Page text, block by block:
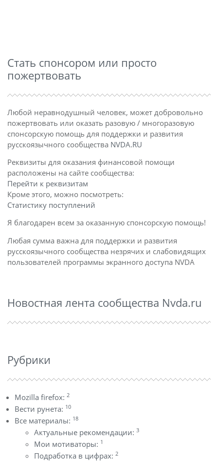
Стать спонсором или просто
пожертвовать
Любой неравнодушный человек, может добровольно
пожертвовать или оказать разовую / многоразовую
спонсорскую помощь для поддержки и развития
русскоязычного сообщества NVDA.RU
Реквизиты для оказания финансовой помощи
расположены на сайте сообщества:
Перейти к реквизитам
Кроме этого, можно посмотреть:
Статистику поступлений
Я благодарен всем за оказанную спонсорскую помощь!
Любая сумма важна для поддержки и развития
русскоязычного сообщества незрячих и слабовидящих
пользователей программы экранного доступа NVDA
Новостная лента сообщества Nvda.ru
Рубрики
Mozilla firefox: 2
Вести рунета: 10
Все материалы: 18
Актуальные рекомендации: 3
Мои мотиваторы: 1
Подработка в цифрах: 2